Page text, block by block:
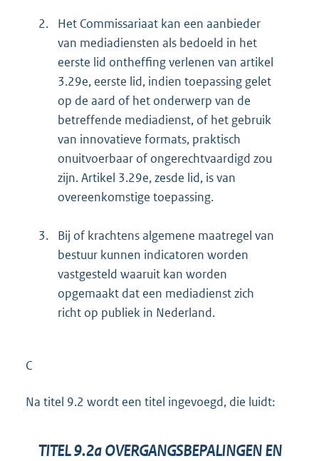
2.
Het Commissariaat kan een aanbieder
van mediadiensten als bedoeld in het
eerste lid ontheffing verlenen van artikel
3.29e, eerste lid, indien toepassing gelet
op de aard of het onderwerp van de
betreffende mediadienst, of het gebruik
van innovatieve formats, praktisch
onuitvoerbaar of ongerechtvaardigd zou
zijn. Artikel 3.29e, zesde lid, is van
overeenkomstige toepassing.
3.
Bij of krachtens algemene maatregel van
bestuur kunnen indicatoren worden
vastgesteld waaruit kan worden
opgemaakt dat een mediadienst zich
richt op publiek in Nederland.
C
Na titel 9.2 wordt een titel ingevoegd, die luidt:
TITEL 9.2a OVERGANGSBEPALINGEN EN